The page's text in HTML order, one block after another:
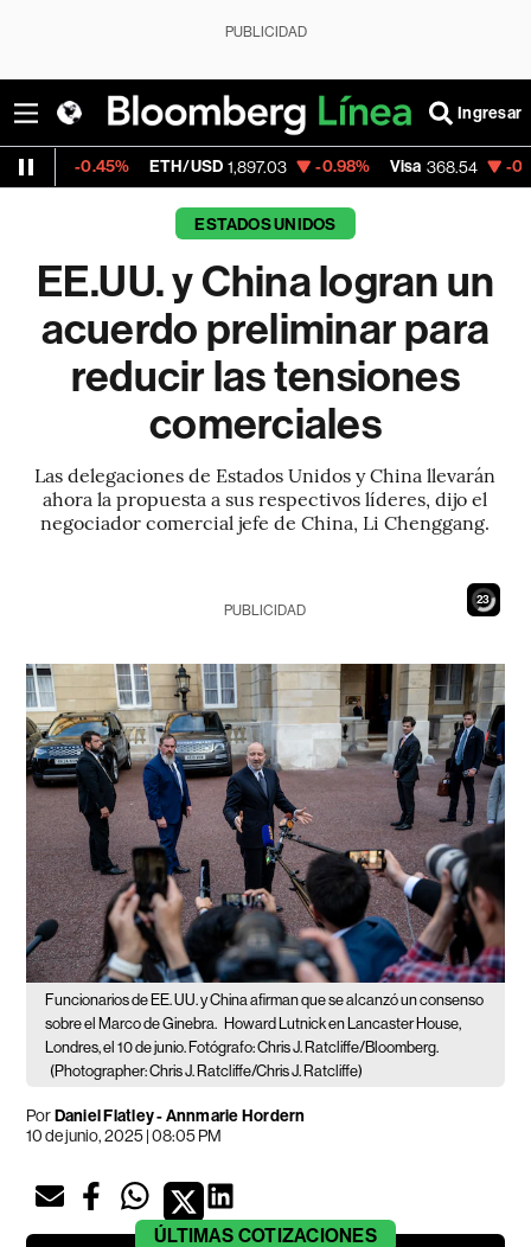
PUBLICIDAD
Ingresar
ETH/USD 1,897.03 -0.98% Visa 368.54 -0.28%
ESTADOS UNIDOS
EE.UU. y China logran un
acuerdo preliminar para
reducir las tensiones
comerciales
Las delegaciones de Estados Unidos y China llevarán
ahora la propuesta a sus respectivos líderes, dijo el
negociador comercial jefe de China, Li Chenggang.
21
PUBLICIDAD
Funcionarios de EE. UU. y China afirman que se alcanzó un consenso
sobre el Marco de Ginebra. Howard Lutnick en Lancaster House,
Londres, el 10 de junio. Fotógrafo: Chris J. Ratcliffe/Bloomberg.
(Photographer: Chris J. Ratcliffe/Chris J. Ratcliffe)
PorDaniel Flatley - Annmarie Hordern
10 de junio, 2025 | 08:05 PM
ÚLTIMAS COTIZACIONES